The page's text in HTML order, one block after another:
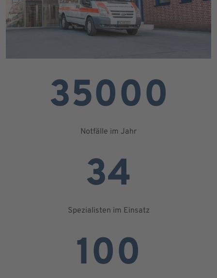
35000
Notfälle im Jahr
34
Spezialisten im Einsatz
100